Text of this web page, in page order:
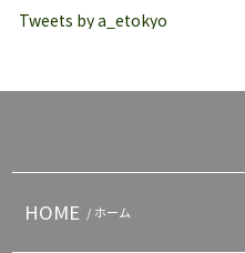
Tweets by a_etokyo
HOME / ホーム